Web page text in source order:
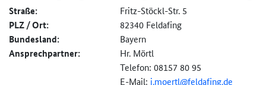
Straße: Fritz-Stöckl-Str. 5
PLZ / Ort: 82340 Feldafing
Bundesland: Bayern
Ansprechpartner:
Hr. Mörtl
Telefon: 08157 80 95
E-Mail: j.moertl@feldafing.de